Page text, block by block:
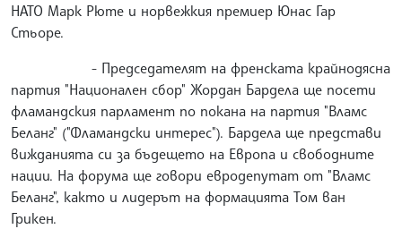
НАТО Марк Рюте и норвежкия премиер Юнас Гар
Стьоре.
- Председателят на френската крайнодясна
партия "Национален сбор" Жордан Бардела ще посети
фламандския парламент по покана на партия "Вламс
Беланг" ("Фламандски интерес"). Бардела ще представи
вижданията си за бъдещето на Европа и свободните
нации. На форума ще говори евродепутат от "Вламс
Беланг", както и лидерът на формацията Том ван
Грикен.